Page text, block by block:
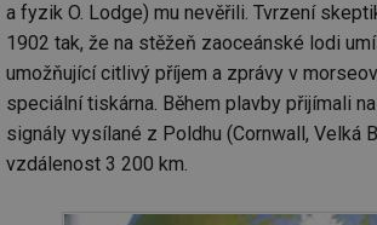
a fyzik O. Lodge) mu nevěřili. Tvrzení
1902 tak, že na stěžeň zaoceánské lodi
umožňující citlivý příjem a zprávy v
speciální tiskárna. Během plavby přijímali
signály vysílané z Poldhu (Cornwall, Velká
vzdálenost 3 200 km.